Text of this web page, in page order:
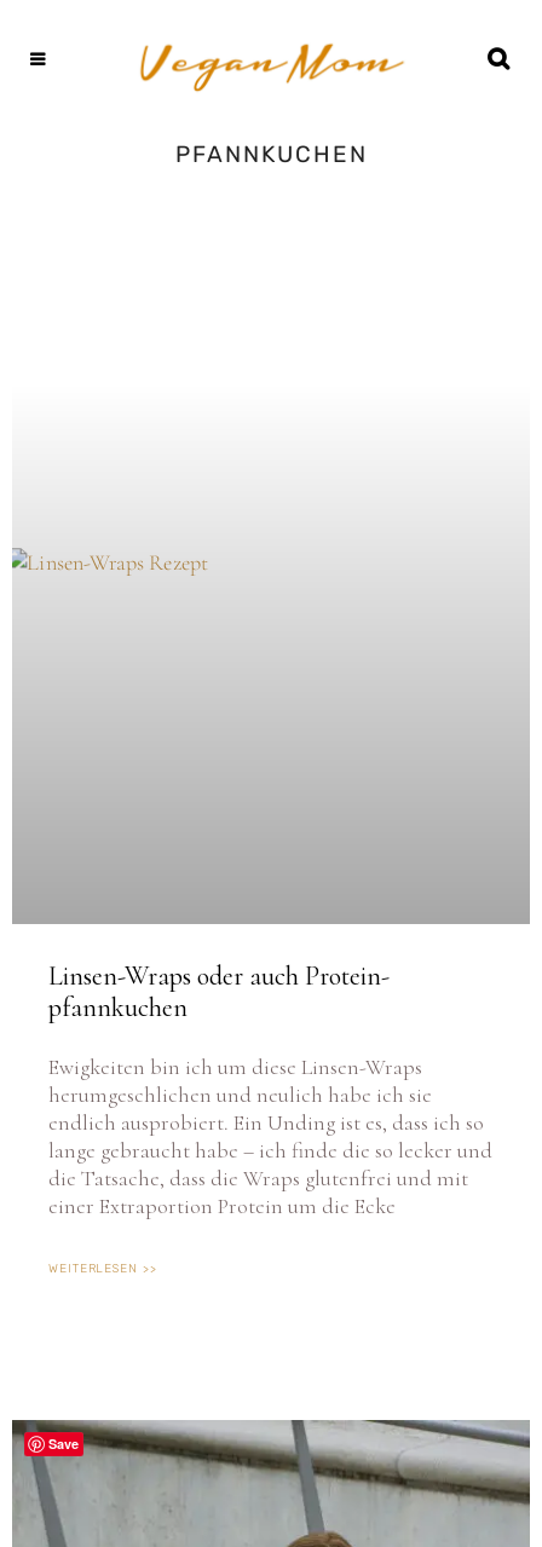
PFANNKUCHEN
Linsen-Wraps oder auch Protein-
pfannkuchen
Ewigkeiten bin ich um diese Linsen-Wraps
herumgeschlichen und neulich habe ich sie
endlich ausprobiert. Ein Unding ist es, dass ich so
lange gebraucht habe – ich finde die so lecker und
die Tatsache, dass die Wraps glutenfrei und mit
einer Extraportion Protein um die Ecke
WEITERLESEN >>
Save